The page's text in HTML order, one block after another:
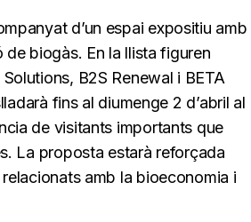
d’un espai expositiu amb
biogàs. En la llista figuren
B2S Renewal i BETA
fins al diumenge 2 d’abril al
de visitants importants que
La proposta estarà reforçada
amb la bioeconomia i